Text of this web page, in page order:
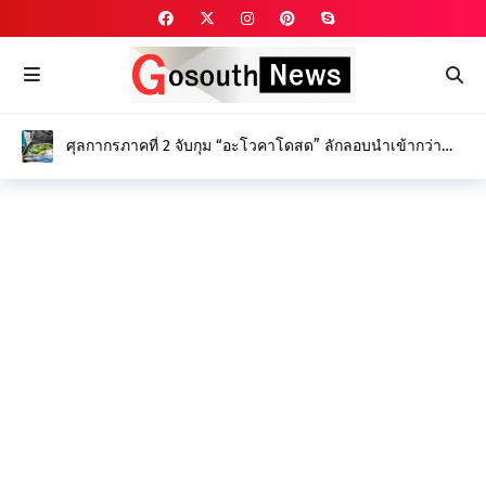
ศุลกากรภาคที่ 2 จับกุม “อะโวคาโดสด” ลักลอบนำเข้ากว่า